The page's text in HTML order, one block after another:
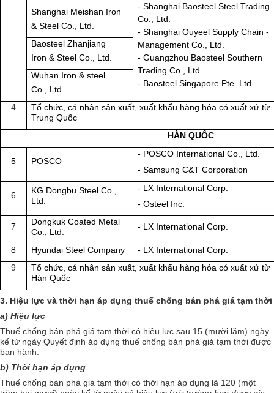
- Shanghai Baosteel Steel Trading
Co., Ltd.
- Shanghai Ouyeel Supply Chain -
Management Co., Ltd.
- Guangzhou Baosteel Southern
Trading Co., Ltd.
- Baosteel Singapore Pte. Ltd.
Shanghai Meishan Iron
& Steel Co., Ltd.
Baosteel Zhanjiang
Iron & Steel Co., Ltd.
Wuhan Iron & steel
Co., Ltd.
4
Tổ chức, cá nhân sản xuất, xuất khẩu hàng hóa có xuất xứ từ
Trung Quốc
HÀN QUỐC
5 POSCO
- POSCO International Co., Ltd.
-Samsung C&T Corporation
6
KG Dongbu Steel Co.,
Ltd.
- LX InternationalCorp.
- Osteel Inc.
7 DongkukCoated Metal
Co., Ltd.
- LX International Corp.
8 Hyundai Steel Company - LX International Corp.
9
Tổ chức, cá nhân sản xuất, xuất khẩu hàng hóa có xuất xứ từ
Hàn Quốc
3. Hiệu lực và thời hạn áp dụng thuế chống bán phá giá tạm thời
a) Hiệu lực
Thuế chống bán phá giá tạm thời có hiệu lực sau 15 (mười lăm) ngày
kể từ ngày Quyết định áp dụng thuế chống bán phá giá tạm thời được
ban hành.
b) Thời hạn áp dụng
Thuế chống bán phá giá tạm thời có thời hạn áp dụng là 120 (một